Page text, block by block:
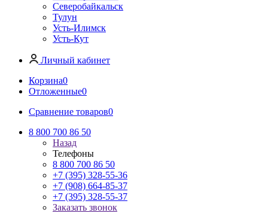
Северобайкальск
Тулун
Усть-Илимск
Усть-Кут
Личный кабинет
Корзина0
Отложенные0
Сравнение товаров0
8 800 700 86 50
Назад
Телефоны
8 800 700 86 50
+7 (395) 328-55-36
+7 (908) 664-85-37
+7 (395) 328-55-37
Заказать звонок